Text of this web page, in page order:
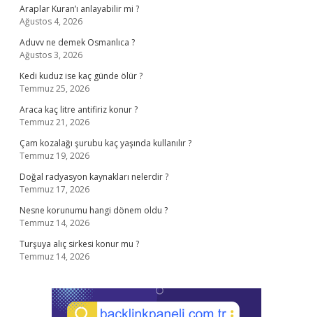
Araplar Kuran’ı anlayabilir mi ?
Ağustos 4, 2026
Aduvv ne demek Osmanlıca ?
Ağustos 3, 2026
Kedi kuduz ise kaç günde ölür ?
Temmuz 25, 2026
Araca kaç litre antifiriz konur ?
Temmuz 21, 2026
Çam kozalağı şurubu kaç yaşında kullanılır ?
Temmuz 19, 2026
Doğal radyasyon kaynakları nelerdir ?
Temmuz 17, 2026
Nesne korunumu hangi dönem oldu ?
Temmuz 14, 2026
Turşuya alıç sirkesi konur mu ?
Temmuz 14, 2026